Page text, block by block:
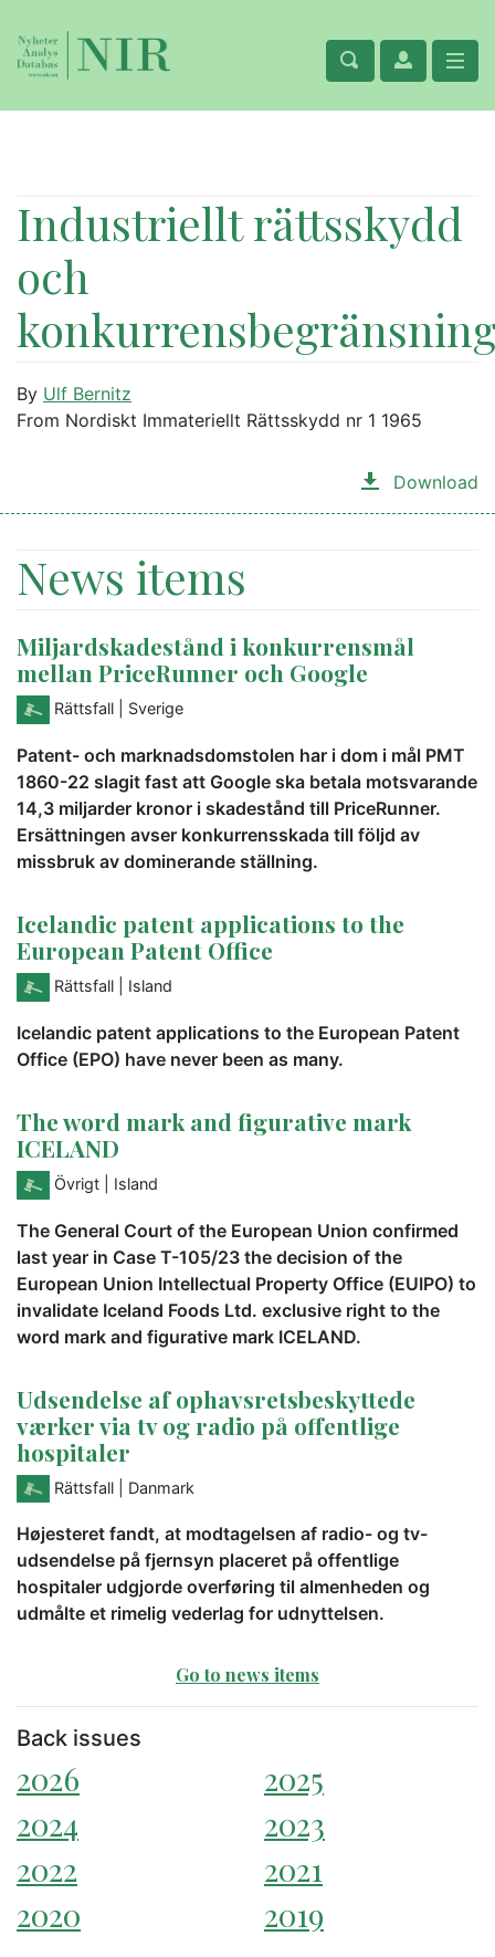
Industriellt rättsskydd
och
By Ulf Bernitz
From Nordiskt Immateriellt Rättsskydd nr 1 1965
Download
News items
Miljardskadestånd i konkurrensmål
mellan PriceRunner och Google
Rättsfall | Sverige
Patent- och marknadsdomstolen har i dom i mål PMT
1860-22 slagit fast att Google ska betala motsvarande
14,3 miljarder kronor i skadestånd till PriceRunner.
Ersättningen avser konkurrensskada till följd av
missbruk av dominerande ställning.
Icelandic patent applications to the
European Patent Office
Rättsfall | Island
Icelandic patent applications to the European Patent
Office (EPO) have never been as many.
The word mark and figurative mark
ICELAND
Övrigt | Island
The General Court of the European Union confirmed
last year in Case T-105/23 the decision of the
European Union Intellectual Property Office (EUIPO) to
invalidate Iceland Foods Ltd. exclusive right to the
word mark and figurative mark ICELAND.
Udsendelse af ophavsretsbeskyttede
værker via tv og radio på offentlige
hospitaler
Rättsfall | Danmark
Højesteret fandt, at modtagelsen af radio- og tv-
udsendelse på fjernsyn placeret på offentlige
hospitaler udgjorde overføring til almenheden og
udmålte et rimelig vederlag for udnyttelsen.
Go to news items
Back issues
2026
2025
2024
2023
2022
2021
2020
2019